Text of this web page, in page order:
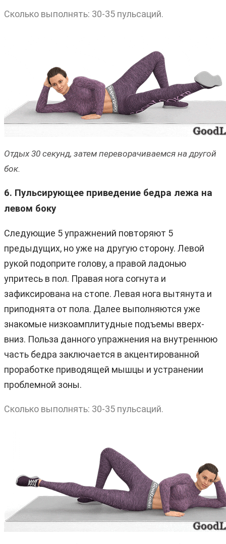
Сколько выполнять: 30-35 пульсаций.
Отдых 30 секунд, затем переворачиваемся на другой
бок.
6. Пульсирующее приведение бедра лежа на
левом боку
Следующие 5 упражнений повторяют 5
предыдущих, но уже на другую сторону. Левой
рукой подоприте голову, а правой ладонью
упритесь в пол. Правая нога согнута и
зафиксирована на стопе. Левая нога вытянута и
приподнята от пола. Далее выполняются уже
знакомые низкоамплитудные подъемы вверх-
вниз. Польза данного упражнения на внутреннюю
часть бедра заключается в акцентированной
проработке приводящей мышцы и устранении
проблемной зоны.
Сколько выполнять: 30-35 пульсаций.